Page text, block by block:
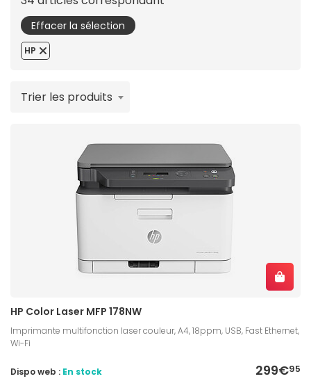
Effacer la sélection
HP
Trier les produits
HP Color Laser MFP 178NW
Imprimante multifonction laser couleur, A4, 18ppm, USB, Fast Ethernet,
Wi-Fi
299€95
Dispo web : En stock